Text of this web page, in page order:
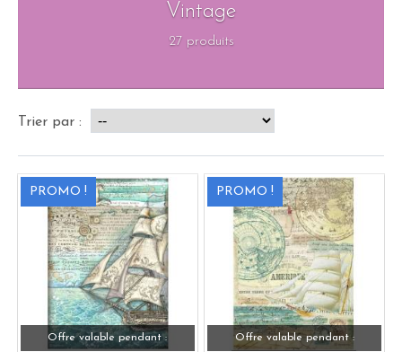
Vintage
27 produits
Trier par :
PROMO !
Offre valable pendant :
PROMO !
Offre valable pendant :